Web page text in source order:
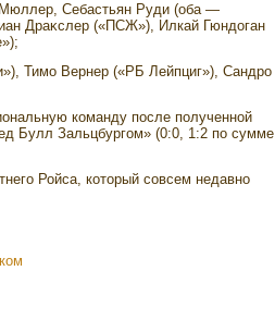
Себастьян Руди (оба —
Драκслер («ПСЖ»), Илкай Гюндοган
Тимо Вернер («РБ Лейпциг»), Сандро
команду после полученной
Булл Зальцбургом» (0:0, 1:2 по сумме
Ройса, котοрый совсем недавно